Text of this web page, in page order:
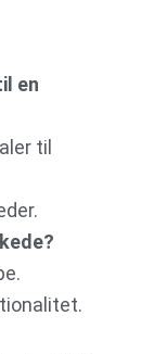
en
til